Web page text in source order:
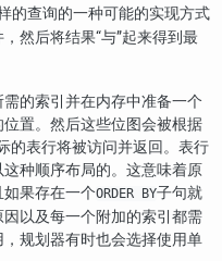
的查询的一种可能的实现方式
然后将结果“与”起来得到最
的索引并在内存中准备一个
置。然后这些位图会被根据
的表行将被访问并返回。表行
种顺序布局的。这意味着原
果存在一个ORDER BY子句就
以及每一个附加的索引都需
规划器有时也会选择使用单